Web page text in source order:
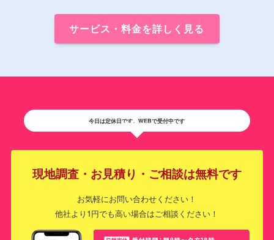
サービス・料金を詳しく見る
今日は定休日です。WEBで受付中です
現地調査・お見積り・ご相談は無料です
お気軽にお問い合わせください！
他社より1円でも高い場合はご相談ください！